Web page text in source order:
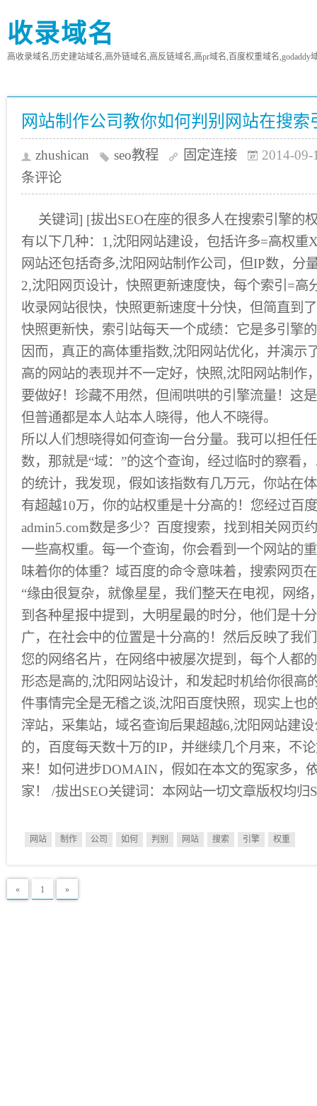
收录域名
高收录域名,历史建站域名,高外链域名,高反链域名,高pr域名,百度权重域名,godaddy
网站制作公司教你如何判别网站在搜索
zhushican seo教程 固定连接
2014-09-
条评论
关键词] [拔出SEO在座的很多人在搜索引擎的
有以下几种：1,沈阳网站建设，包括许多=高权重
网站还包括奇多,沈阳网站制作公司，但IP数，分
2,沈阳网页设计，快照更新速度快，每个索引=高
收录网站很快，快照更新速度十分快，但简直到
快照更新快，索引站每天一个成绩：它是多引擎
因而，真正的高体重指数,沈阳网站优化，并演示
高的网站的表现并不一定好，快照,沈阳网站制作
要做好！珍藏不用然，但闹哄哄的引擎流量！这
但普通都是本人站本人晓得，他人不晓得。
所以人们想晓得如何查询一台分量。我可以担任
数，那就是“域：”的这个查询，经过临时的察看
的统计，我发现，假如该指数有几万元，你站在
有超越10万，你的站权重是十分高的！您经过百
admin5.com数是多少？百度搜索，找到相关网页
一些高权重。每一个查询，你会看到一个网站的
味着你的体重？域百度的命令意味着，搜索网页
“缘由很复杂，就像星星，我们整天在电视，网络
到各种星报中提到，大明星最的时分，他们是十
广，在社会中的位置是十分高的！然后反映了我
您的网络名片，在网络中被屡次提到，每个人都
形态是高的,沈阳网站设计，和发起时机给你很高
件事情完全是无稽之谈,沈阳百度快照，现实上也
滓站，采集站，域名查询后果超越6,沈阳网站建
的，百度每天数十万的IP，并继续几个月来，不
来！如何进步DOMAIN，假如在本文的冤家多，
家！ /拔出SEO关键词：本网站一切文章版权均归
网站 制作 公司 如何 判别 网站 搜索 引擎 权重
« 1 »